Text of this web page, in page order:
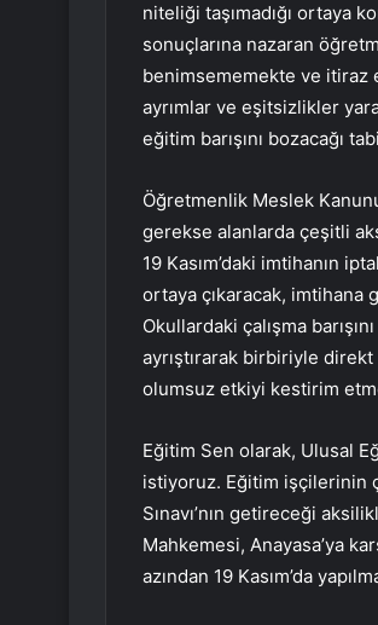
niteliği taşımadığı ortaya
sonuçlarına nazaran
benimsememekte ve itiraz
ayrımlar ve eşitsizlikler
eğitim barışını bozacağı
Öğretmenlik Meslek
gerekse alanlarda çeşitli
19 Kasım’daki imtihanın
ortaya çıkaracak, imtihana
Okullardaki çalışma
ayrıştırarak birbiriyle
olumsuz etkiyi kestirim
Eğitim Sen olarak, Ulusal
istiyoruz. Eğitim işçilerinin
Sınavı’nın getireceği
Mahkemesi, Anayasa’ya
azından 19 Kasım’da